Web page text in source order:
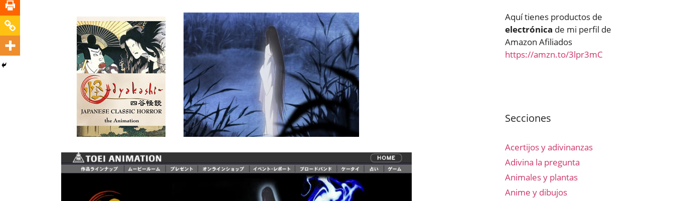
Aquí tienes productos de
electrónica de mi perfil de
Amazon Afiliados
https://amzn.to/3lpr3mC
Secciones
Acertijos y adivinanzas
Adivina la pregunta
Animales y plantas
Anime y dibujos